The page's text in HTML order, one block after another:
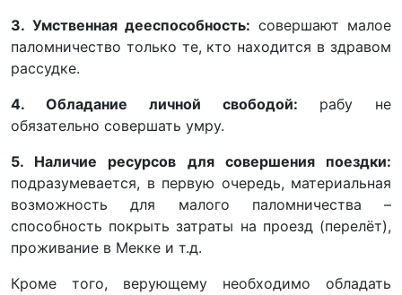
3. Умственная дееспособность: совершают малое
паломничество только те, кто находится в здравом
рассудке.
4. Обладание личной свободой: рабу не
обязательно совершать умру.
5. Наличие ресурсов для совершения поездки:
подразумевается, в первую очередь, материальная
возможность для малого паломничества –
способность покрыть затраты на проезд (перелёт),
проживание в Мекке и т.д.
Кроме того, верующему необходимо обладать